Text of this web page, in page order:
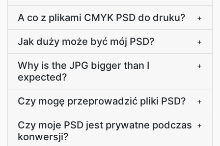
A co z plikami CMYK PSD do druku? +
Jak duży może być mój PSD? +
Why is the JPG bigger than I
expected?
+
Czy mogę przeprowadzić pliki PSD? +
Czy moje PSD jest prywatne podczas
konwersji?
+